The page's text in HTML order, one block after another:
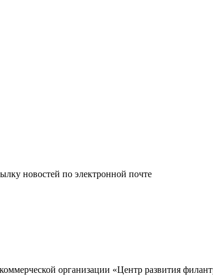
новостей по электронной почте
организации «Центр развития